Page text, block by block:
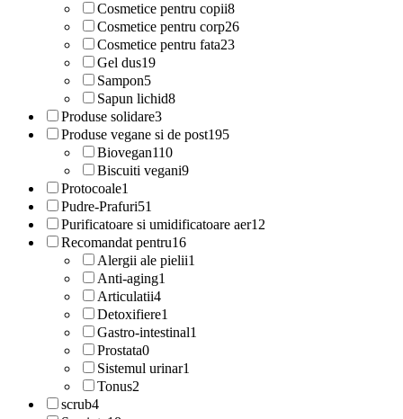
Cosmetice pentru copii8
Cosmetice pentru corp26
Cosmetice pentru fata23
Gel dus19
Sampon5
Sapun lichid8
Produse solidare3
Produse vegane si de post195
Biovegan110
Biscuiti vegani9
Protocoale1
Pudre-Prafuri51
Purificatoare si umidificatoare aer12
Recomandat pentru16
Alergii ale pielii1
Anti-aging1
Articulatii4
Detoxifiere1
Gastro-intestinal1
Prostata0
Sistemul urinar1
Tonus2
scrub4